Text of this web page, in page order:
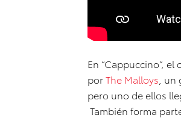
En “Cappuccino”,
porThe Malloys ,
pero uno de ellos
También forma